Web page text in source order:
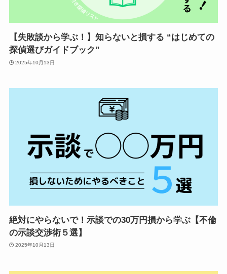
【失敗談から学ぶ！】知らないと損する “はじめての
探偵選びガイドブック”
2025年10月13日
絶対にやらないで！示談での30万円損から学ぶ【不倫
の示談交渉術５選】
2025年10月13日